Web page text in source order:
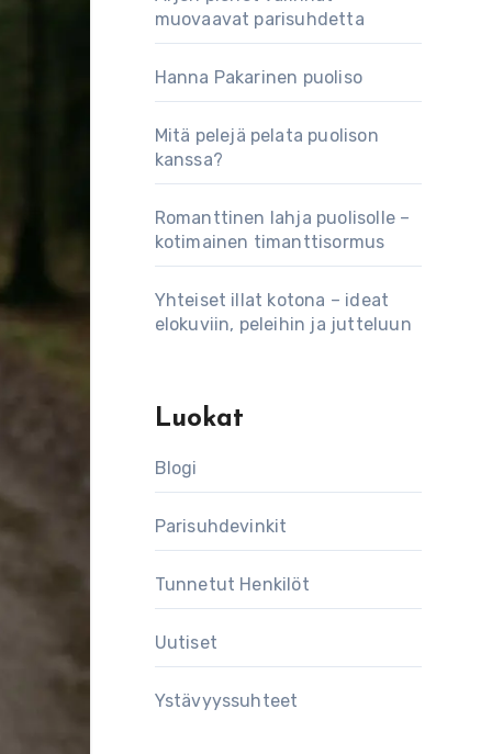
muovaavat parisuhdetta
Hanna Pakarinen puoliso
Mitä pelejä pelata puolison
kanssa?
Romanttinen lahja puolisolle –
kotimainen timanttisormus
Yhteiset illat kotona – ideat
elokuviin, peleihin ja jutteluun
Luokat
Blogi
Parisuhdevinkit
Tunnetut Henkilöt
Uutiset
Ystävyyssuhteet